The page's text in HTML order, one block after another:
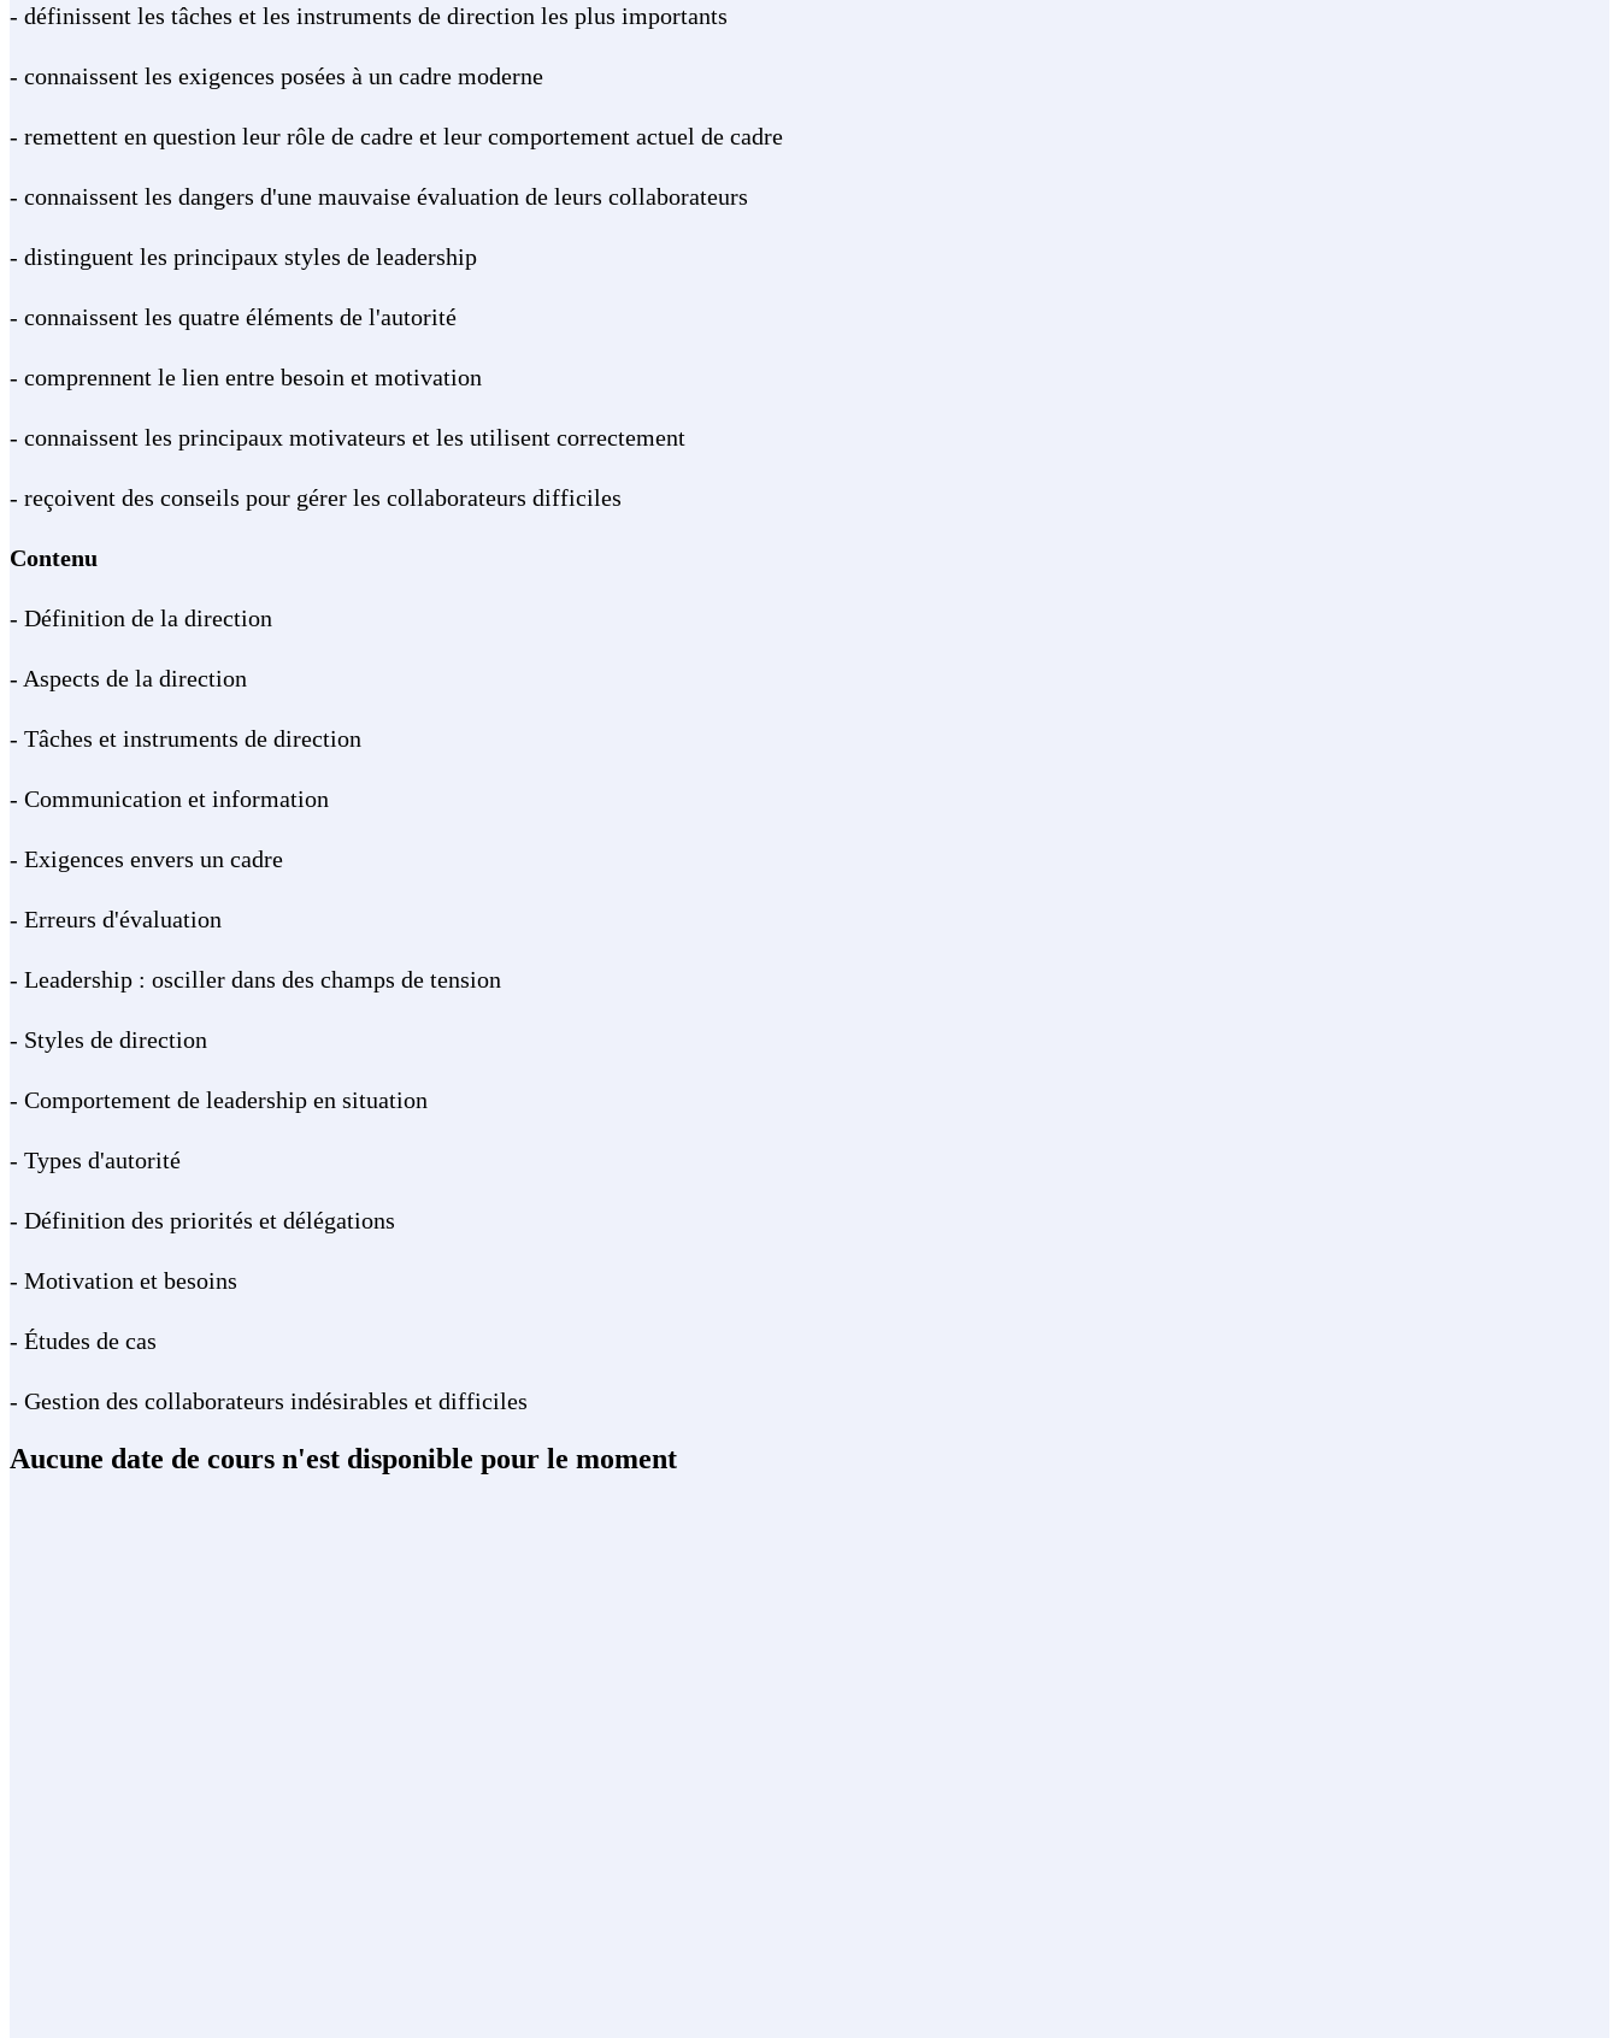
- définissent les tâches et les instruments de direction les plus importants
- connaissent les exigences posées à un cadre moderne
- remettent en question leur rôle de cadre et leur comportement actuel de cadre
- connaissent les dangers d'une mauvaise évaluation de leurs collaborateurs
- distinguent les principaux styles de leadership
- connaissent les quatre éléments de l'autorité
- comprennent le lien entre besoin et motivation
- connaissent les principaux motivateurs et les utilisent correctement
- reçoivent des conseils pour gérer les collaborateurs difficiles
Contenu
- Définition de la direction
- Aspects de la direction
- Tâches et instruments de direction
- Communication et information
- Exigences envers un cadre
- Erreurs d'évaluation
- Leadership : osciller dans des champs de tension
- Styles de direction
- Comportement de leadership en situation
- Types d'autorité
- Définition des priorités et délégations
- Motivation et besoins
- Études de cas
- Gestion des collaborateurs indésirables et difficiles
Aucune date de cours n'est disponible pour le moment